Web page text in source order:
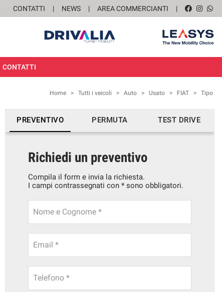
CONTATTI NEWS AREA COMMERCIANTI
CONTATTI
Home > Tutti i veicoli > Auto > Usato > FIAT > Tipo
PREVENTIVO PERMUTA TEST DRIVE
Richiedi un preventivo
Compila il form e invia la richiesta.
I campi contrassegnati con * sono obbligatori.
Nome e Cognome *
Email *
Telefono *